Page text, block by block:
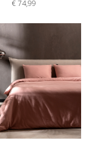
€74,99